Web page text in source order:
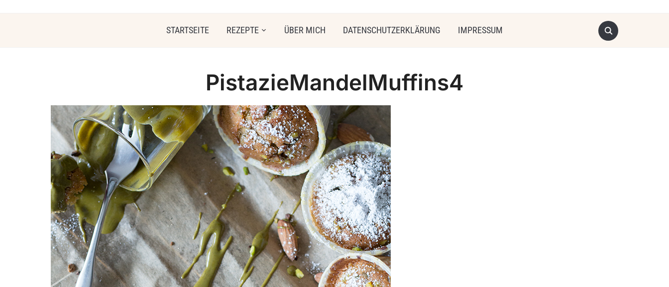
STARTSEITE REZEPTE ÜBER MICH DATENSCHUTZERKLÄRUNG IMPRESSUM
PistazieMandelMuffins4